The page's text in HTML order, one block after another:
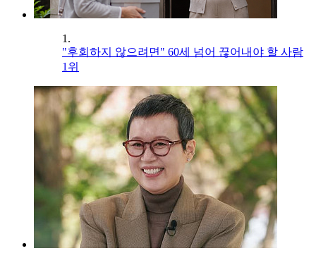
1.
"후회하지 않으려면" 60세 넘어 끊어내야 할 사람
1위